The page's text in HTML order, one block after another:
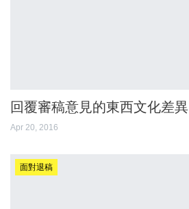
回覆審稿意見的東西文化差異
Apr 20, 2016
面對退稿